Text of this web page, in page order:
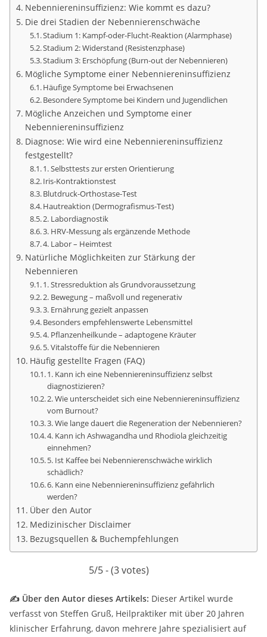
Nebenniereninsuffizienz: Wie kommt es dazu?
Die drei Stadien der Nebennierenschwäche
Stadium 1: Kampf-oder-Flucht-Reaktion (Alarmphase)
Stadium 2: Widerstand (Resistenzphase)
Stadium 3: Erschöpfung (Burn-out der Nebennieren)
Mögliche Symptome einer Nebenniereninsuffizienz
Häufige Symptome bei Erwachsenen
Besondere Symptome bei Kindern und Jugendlichen
Mögliche Anzeichen und Symptome einer
Nebenniereninsuffizienz
Diagnose: Wie wird eine Nebenniereninsuffizienz
festgestellt?
1. Selbsttests zur ersten Orientierung
Iris-Kontraktionstest
Blutdruck-Orthostase-Test
Hautreaktion (Dermografismus-Test)
2. Labordiagnostik
3. HRV-Messung als ergänzende Methode
4. Labor – Heimtest
Natürliche Möglichkeiten zur Stärkung der
Nebennieren
1. Stressreduktion als Grundvoraussetzung
2. Bewegung – maßvoll und regenerativ
3. Ernährung gezielt anpassen
Besonders empfehlenswerte Lebensmittel
4. Pflanzenheilkunde – adaptogene Kräuter
5. Vitalstoffe für die Nebennieren
Häufig gestellte Fragen (FAQ)
1. Kann ich eine Nebenniereninsuffizienz selbst
diagnostizieren?
2. Wie unterscheidet sich eine Nebenniereninsuffizienz
vom Burnout?
3. Wie lange dauert die Regeneration der Nebennieren?
4. Kann ich Ashwagandha und Rhodiola gleichzeitig
einnehmen?
5. Ist Kaffee bei Nebennierenschwäche wirklich
schädlich?
6. Kann eine Nebenniereninsuffizienz gefährlich
werden?
Über den Autor
Medizinischer Disclaimer
Bezugsquellen & Buchempfehlungen
5/5 - (3 votes)
✍ Über den Autor dieses Artikels: Dieser Artikel wurde
verfasst von Steffen Gruß, Heilpraktiker mit über 20 Jahren
klinischer Erfahrung, davon mehrere Jahre spezialisiert auf